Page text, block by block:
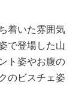
着いた雰囲気
で登場した山
ト姿やお腹の
のビスチェ姿